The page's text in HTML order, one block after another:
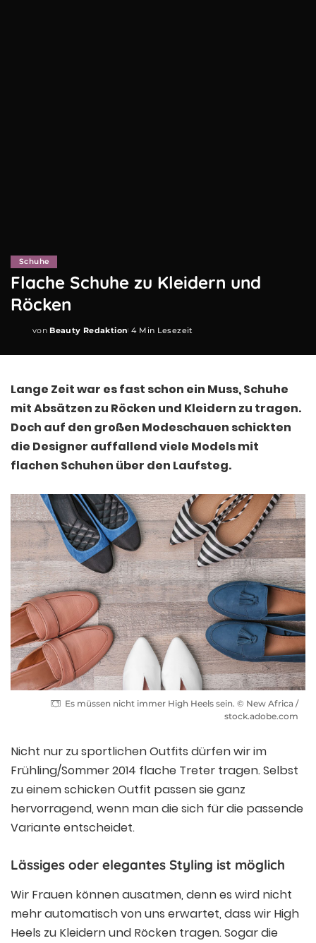
Schuhe
Flache Schuhe zu Kleidern und
Röcken
Posted
von Beauty Redaktion 4 Min Lesezeit
Lange Zeit war es fast schon ein Muss, Schuhe
mit Absätzen zu Röcken und Kleidern zu tragen.
Doch auf den großen Modeschauen schickten
die Designer auffallend viele Models mit
flachen Schuhen über den Laufsteg.
Es müssen nicht immer High Heels sein. © New Africa /
stock.adobe.com
Nicht nur zu sportlichen Outfits dürfen wir im
Frühling/Sommer 2014 flache Treter tragen. Selbst
zu einem schicken Outfit passen sie ganz
hervorragend, wenn man die sich für die passende
Variante entscheidet.
Lässiges oder elegantes Styling ist möglich
Wir Frauen können ausatmen, denn es wird nicht
mehr automatisch von uns erwartet, dass wir High
Heels zu Kleidern und Röcken tragen. Sogar die